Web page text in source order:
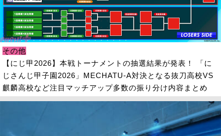
その他
【にじ甲2026】本戦トーナメントの抽選結果が発表！ 「に
じさんじ甲子園2026」MECHATU-A対決となる抜刀高校VS
麒麟高校など注目マッチアップ多数の振り分け内容まとめ